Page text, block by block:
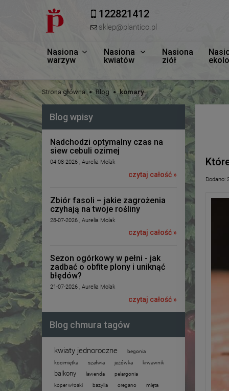
122821412
sklep@plantico.pl
Nasiona
warzyw
Nasiona
kwiatów
Nasiona
ziół
Strona główna Blog komary
Blog wpisy
Nadchodzi optymalny czas na
siew cebuli ozimej
04-08-2026 , Aurelia Molak
czytaj całość »
Zbiór fasoli – jakie zagrożenia
czyhają na twoje rośliny
28-07-2026 , Aurelia Molak
czytaj całość »
Sezon ogórkowy w pełni - jak
zadbać o obfite plony i uniknąć
błędów?
21-07-2026 , Aurelia Molak
czytaj całość »
Blog chmura tagów
kwiaty jednoroczne
begonia
kocimiętka
szałwia jeżówka krwawnik
balkony lawenda
pelargonia
koper włoski
bazylia oregano
mięta
Dodano: